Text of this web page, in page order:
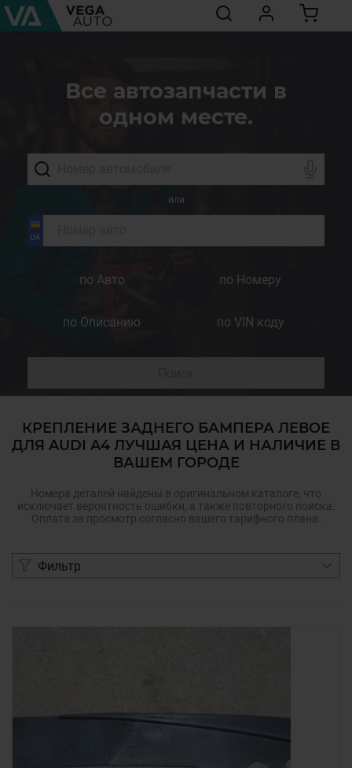
Все автозапчасти в
одном месте.
или
по Авто по Номеру
по Описанию по VIN коду
КРЕПЛЕНИЕ ЗАДНЕГО БАМПЕРА ЛЕВОЕ
ДЛЯ AUDI A4 ЛУЧШАЯ ЦЕНА И НАЛИЧИЕ В
ВАШЕМ ГОРОДЕ
Номера деталей найдены в оригинальном каталоге, что
исключает вероятность ошибки, а также повторного поиска.
Оплата за просмотр согласно вашего тарифного плана.
Фильтр